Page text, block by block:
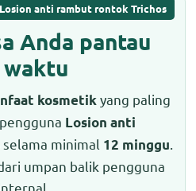
anti rambut rontok Trichos
Anda pantau
kosmetikyang paling
Losion anti
selama minimal 12 minggu
umpan balik pengguna